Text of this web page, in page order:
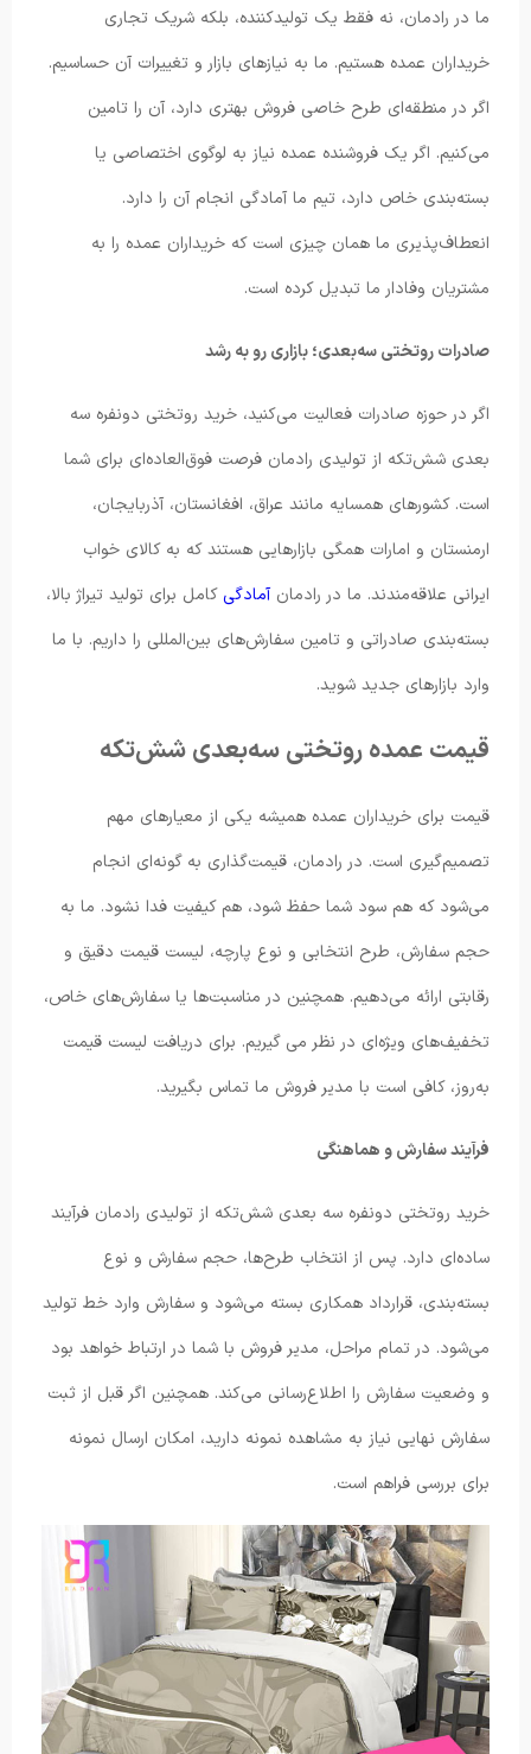
ما در رادمان، نه فقط یک تولیدکننده، بلکه شریک تجاری
خریداران عمده هستیم. ما به نیازهای بازار و تغییرات آن حساسیم.
اگر در منطقه‌ای طرح خاصی فروش بهتری دارد، آن را تامین
می‌کنیم. اگر یک فروشنده عمده نیاز به لوگوی اختصاصی یا
بسته‌بندی خاص دارد، تیم ما آمادگی انجام آن را دارد.
انعطاف‌پذیری ما همان چیزی است که خریداران عمده را به
مشتریان وفادار ما تبدیل کرده است.
صادرات روتختی سه‌بعدی؛ بازاری رو به رشد
اگر در حوزه صادرات فعالیت می‌کنید، خرید روتختی دونفره سه
بعدی شش‌تکه از تولیدی رادمان فرصت فوق‌العاده‌ای برای شما
است. کشورهای همسایه مانند عراق، افغانستان، آذربایجان،
ارمنستان و امارات همگی بازارهایی هستند که به کالای خواب
ایرانی علاقه‌مندند. ما در رادمانآمادگی کامل برای تولید تیراژ بالا،
بسته‌بندی صادراتی و تامین سفارش‌های بین‌المللی را داریم. با ما
وارد بازارهای جدید شوید.
قیمت عمده روتختی سه‌بعدی شش‌تکه
قیمت برای خریداران عمده همیشه یکی از معیارهای مهم
تصمیم‌گیری است. در رادمان، قیمت‌گذاری به گونه‌ای انجام
می‌شود که هم سود شما حفظ شود، هم کیفیت فدا نشود. ما به
حجم سفارش، طرح انتخابی و نوع پارچه، لیست قیمت دقیق و
رقابتی ارائه می‌دهیم. همچنین در مناسبت‌ها یا سفارش‌های خاص،
تخفیف‌های ویژه‌ای در نظر می گیریم. برای دریافت لیست قیمت
به‌روز، کافی است با مدیر فروش ما تماس بگیرید.
فرآیند سفارش و هماهنگی
خرید روتختی دونفره سه بعدی شش‌تکه از تولیدی رادمان فرآیند
ساده‌ای دارد. پس از انتخاب طرح‌ها، حجم سفارش و نوع
بسته‌بندی، قرارداد همکاری بسته می‌شود و سفارش وارد خط تولید
می‌شود. در تمام مراحل، مدیر فروش با شما در ارتباط خواهد بود
و وضعیت سفارش را اطلاع‌رسانی می‌کند. همچنین اگر قبل از ثبت
سفارش نهایی نیاز به مشاهده نمونه دارید، امکان ارسال نمونه
برای بررسی فراهم است.